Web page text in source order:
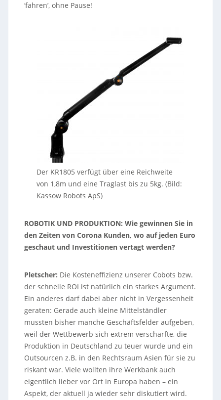
‘fahren’, ohne Pause!
Der KR1805 verfügt über eine Reichweite
von 1,8m und eine Traglast bis zu 5kg. (Bild:
Kassow Robots ApS)
ROBOTIK UND PRODUKTION: Wie gewinnen Sie in
den Zeiten von Corona Kunden, wo auf jeden Euro
geschaut und Investitionen vertagt werden?
Pletscher: Die Kosteneffizienz unserer Cobots bzw.
der schnelle ROI ist natürlich ein starkes Argument.
Ein anderes darf dabei aber nicht in Vergessenheit
geraten: Gerade auch kleine Mittelständler
mussten bisher manche Geschäftsfelder aufgeben,
weil der Wettbewerb sich extrem verschärfte, die
Produktion in Deutschland zu teuer wurde und ein
Outsourcen z.B. in den Rechtsraum Asien für sie zu
riskant war. Viele wollten ihre Werkbank auch
eigentlich lieber vor Ort in Europa haben – ein
Aspekt, der aktuell ja wieder sehr diskutiert wird.